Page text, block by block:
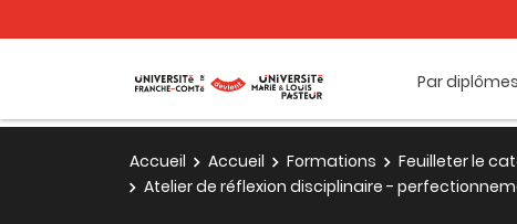
Par diplômes
Accueil Accueil Formations Feuilleter le
Atelier de réflexion disciplinaire -